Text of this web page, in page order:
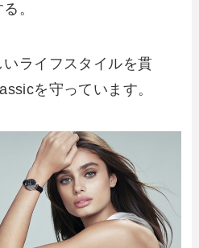
。
ライフスタイルを貫
を守っています。